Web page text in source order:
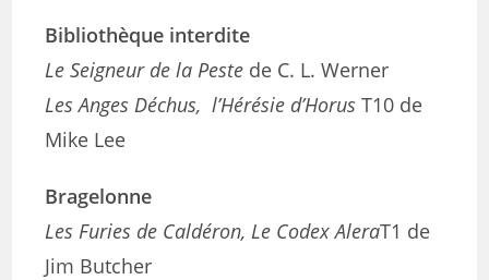
Bibliothèque interdite
Le Seigneur de la Peste de C. L. Werner
Les Anges Déchus, l’Hérésie d’Horus T10 de
Mike Lee
Bragelonne
Les Furies de Caldéron, Le Codex AleraT1 de
Jim Butcher